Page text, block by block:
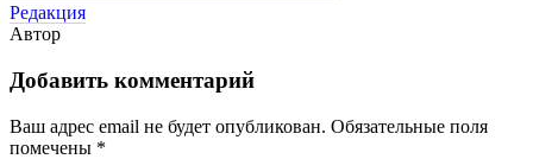
Редакция
Автор
Добавить комментарий
Ваш адрес email не будет опубликован. Обязательные поля
помечены *